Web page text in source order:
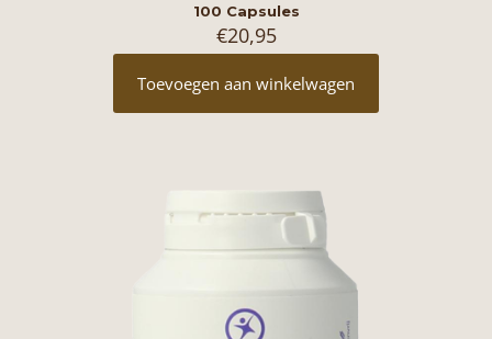
100 Capsules
€20,95
Toevoegen aan winkelwagen